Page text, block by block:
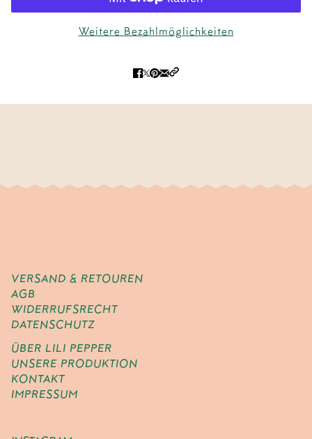
Weitere Bezahlmöglichkeiten
VERSAND & RETOUREN
AGB
WIDERRUFSRECHT
DATENSCHUTZ
ÜBER LILI PEPPER
UNSERE PRODUKTION
KONTAKT
IMPRESSUM